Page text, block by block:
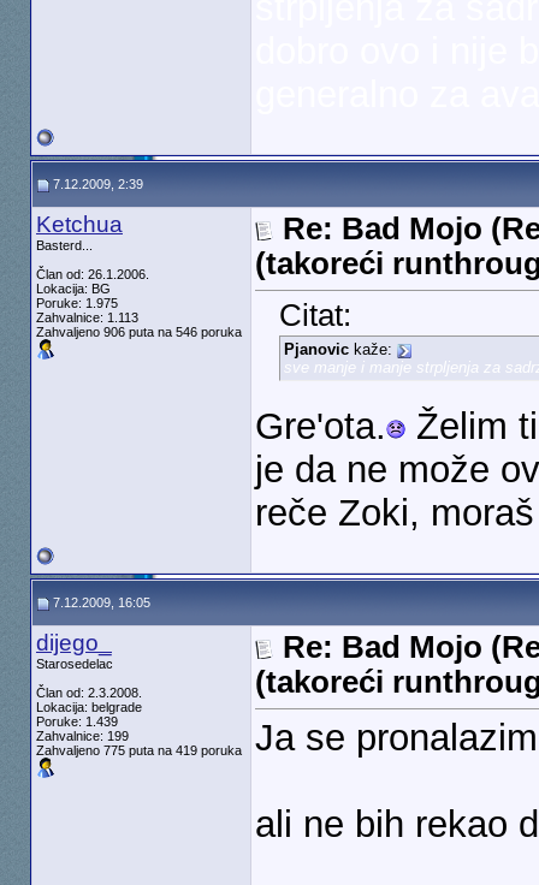
7.12.2009, 2:39
Ketchua
Basterd...
Član od: 26.1.2006.
Lokacija: BG
Poruke: 1.975
Zahvalnice: 1.113
Zahvaljeno 906 puta na 546 poruka
Re: Bad Mojo
(takoreći
Citat:
Pjanovickaže:
sve manje i manje strpljenja za
Gre'ota. Želim
je da ne može
reče Zoki,
7.12.2009, 16:05
dijego_
Starosedelac
Član od: 2.3.2008.
Lokacija: belgrade
Poruke: 1.439
Zahvalnice: 199
Zahvaljeno 775 puta na 419 poruka
Re: Bad Mojo
(takoreći
Ja se
ali ne bih rekao